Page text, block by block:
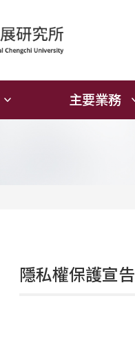
主要業務
隱私權保護宣告